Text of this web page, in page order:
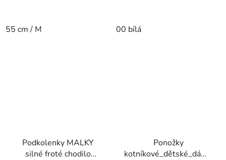
55 cm / M 00 bílá
Podkolenky MALKY
silné froté chodilo
Ponožky